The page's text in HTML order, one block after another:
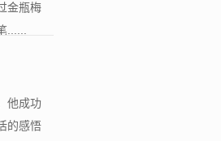
金瓶梅
他成功
的感悟